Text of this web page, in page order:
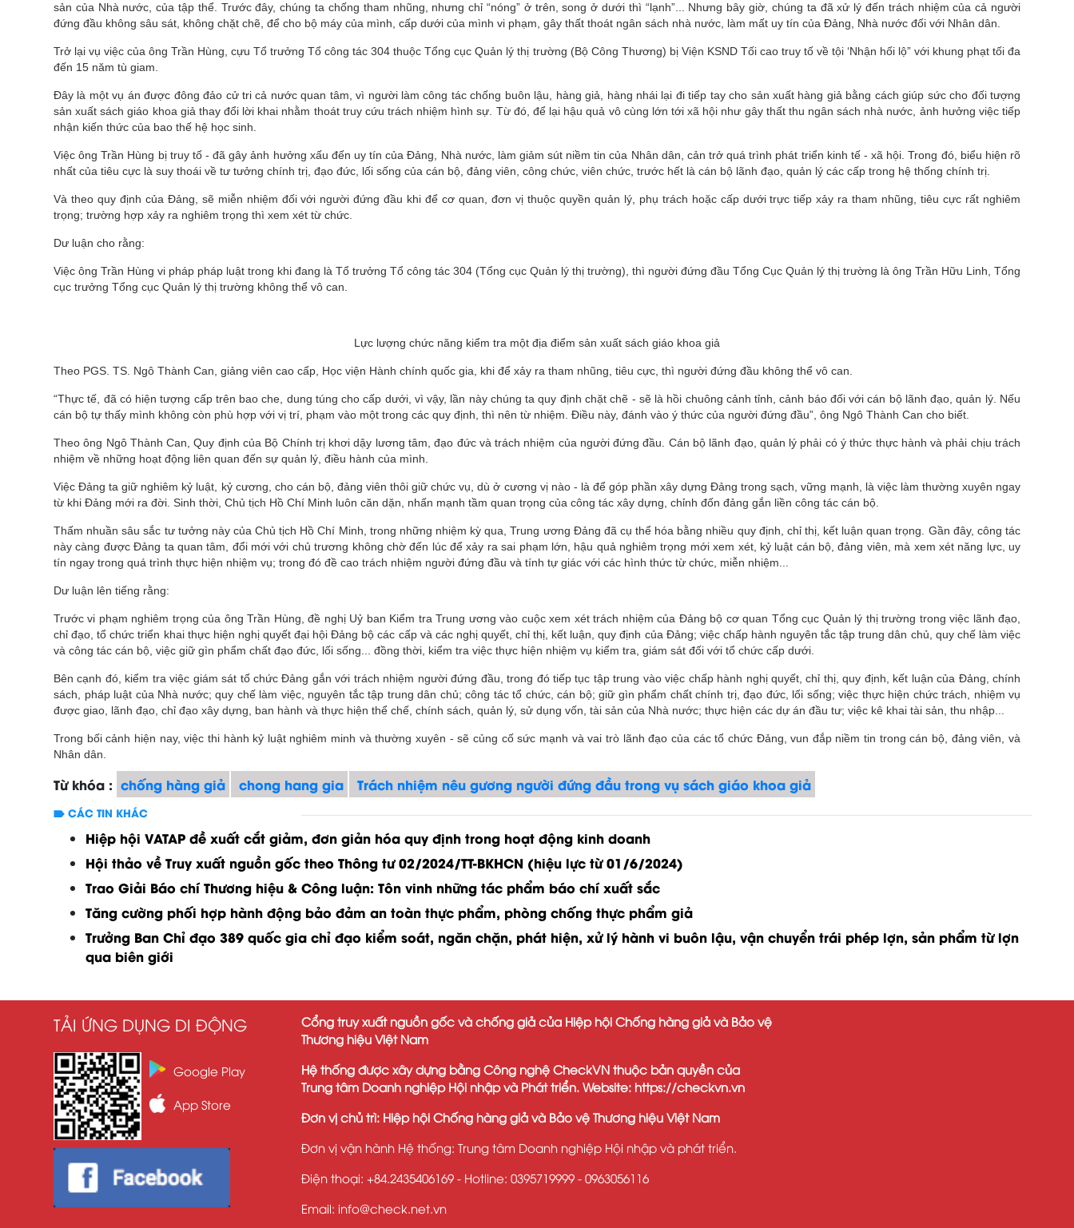
sản của Nhà nước, của tập thể. Trước đây, chúng ta chống tham nhũng, nhưng chỉ “nóng” ở trên, song ở dưới thì “lạnh”... Nhưng bây giờ, chúng ta đã xử lý đến trách nhiệm của cả người
đứng đầu không sâu sát, không chặt chẽ, để cho bộ máy của mình, cấp dưới của mình vi phạm, gây thất thoát ngân sách nhà nước, làm mất uy tín của Ðảng, Nhà nước đối với Nhân dân.
Trở lại vụ việc của ông Trần Hùng, cựu Tổ trưởng Tổ công tác 304 thuộc Tổng cục Quản lý thị trường (Bộ Công Thương) bị Viện KSND Tối cao truy tố về tội ‘Nhận hối lộ” với khung phạt tối đa
đến 15 năm tù giam.
Đây là một vụ án được đông đảo cử tri cả nước quan tâm, vì người làm công tác chống buôn lậu, hàng giả, hàng nhái lại đi tiếp tay cho sản xuất hàng giả bằng cách giúp sức cho đối tượng
sản xuất sách giáo khoa giả thay đổi lời khai nhằm thoát truy cứu trách nhiệm hình sự. Từ đó, để lại hậu quả vô cùng lớn tới xã hội như gây thất thu ngân sách nhà nước, ảnh hưởng việc tiếp
nhận kiến thức của bao thế hệ học sinh.
Việc ông Trần Hùng bị truy tố - đã gây ảnh hưởng xấu đến uy tín của Đảng, Nhà nước, làm giảm sút niềm tin của Nhân dân, cản trở quá trình phát triển kinh tế - xã hội. Trong đó, biểu hiện rõ
nhất của tiêu cực là suy thoái về tư tưởng chính trị, đạo đức, lối sống của cán bộ, đảng viên, công chức, viên chức, trước hết là cán bộ lãnh đạo, quản lý các cấp trong hệ thống chính trị.
Và theo quy định của Đảng, sẽ miễn nhiệm đối với người đứng đầu khi để cơ quan, đơn vị thuộc quyền quản lý, phụ trách hoặc cấp dưới trực tiếp xảy ra tham nhũng, tiêu cực rất nghiêm
trọng; trường hợp xảy ra nghiêm trọng thì xem xét từ chức.
Dư luận cho rằng:
Việc ông Trần Hùng vi pháp pháp luật trong khi đang là Tổ trưởng Tổ công tác 304 (Tổng cục Quản lý thị trường), thì người đứng đầu Tổng Cục Quản lý thị trường là ông Trần Hữu Linh, Tổng
cục trưởng Tổng cục Quản lý thị trường không thể vô can.
Lực lượng chức năng kiểm tra một địa điểm sản xuất sách giáo khoa giả
Theo PGS. TS. Ngô Thành Can, giảng viên cao cấp, Học viện Hành chính quốc gia, khi để xảy ra tham nhũng, tiêu cực, thì người đứng đầu không thể vô can.
“Thực tế, đã có hiện tượng cấp trên bao che, dung túng cho cấp dưới, vì vậy, lần này chúng ta quy định chặt chẽ - sẽ là hồi chuông cảnh tỉnh, cảnh báo đối với cán bộ lãnh đạo, quản lý. Nếu
cán bộ tự thấy mình không còn phù hợp với vị trí, phạm vào một trong các quy định, thì nên từ nhiệm. Điều này, đánh vào ý thức của người đứng đầu”, ông Ngô Thành Can cho biết.
Theo ông Ngô Thành Can, Quy định của Bộ Chính trị khơi dậy lương tâm, đạo đức và trách nhiệm của người đứng đầu. Cán bộ lãnh đạo, quản lý phải có ý thức thực hành và phải chịu trách
nhiệm về những hoạt động liên quan đến sự quản lý, điều hành của mình.
Việc Đảng ta giữ nghiêm kỷ luật, kỷ cương, cho cán bộ, đảng viên thôi giữ chức vụ, dù ở cương vị nào - là để góp phần xây dựng Đảng trong sạch, vững mạnh, là việc làm thường xuyên ngay
từ khi Đảng mới ra đời. Sinh thời, Chủ tịch Hồ Chí Minh luôn căn dặn, nhấn mạnh tầm quan trọng của công tác xây dựng, chỉnh đốn đảng gắn liền công tác cán bộ.
Thấm nhuần sâu sắc tư tưởng này của Chủ tịch Hồ Chí Minh, trong những nhiệm kỳ qua, Trung ương Đảng đã cụ thể hóa bằng nhiều quy định, chỉ thị, kết luận quan trọng. Gần đây, công tác
này càng được Đảng ta quan tâm, đổi mới với chủ trương không chờ đến lúc để xảy ra sai phạm lớn, hậu quả nghiêm trọng mới xem xét, kỷ luật cán bộ, đảng viên, mà xem xét năng lực, uy
tín ngay trong quá trình thực hiện nhiệm vụ; trong đó đề cao trách nhiệm người đứng đầu và tính tự giác với các hình thức từ chức, miễn nhiệm...
Dư luận lên tiếng rằng:
Trước vi phạm nghiêm trọng của ông Trần Hùng, đề nghị Uỷ ban Kiểm tra Trung ương vào cuộc xem xét trách nhiệm của Đảng bộ cơ quan Tổng cục Quản lý thị trường trong việc lãnh đạo,
chỉ đạo, tổ chức triển khai thực hiện nghị quyết đại hội Đảng bộ các cấp và các nghị quyết, chỉ thị, kết luận, quy định của Đảng; việc chấp hành nguyên tắc tập trung dân chủ, quy chế làm việc
và công tác cán bộ, việc giữ gìn phẩm chất đạo đức, lối sống... đồng thời, kiểm tra việc thực hiện nhiệm vụ kiểm tra, giám sát đối với tổ chức cấp dưới.
Bên cạnh đó, kiểm tra việc giám sát tổ chức Đảng gắn với trách nhiệm người đứng đầu, trong đó tiếp tục tập trung vào việc chấp hành nghị quyết, chỉ thị, quy định, kết luận của Đảng, chính
sách, pháp luật của Nhà nước; quy chế làm việc, nguyên tắc tập trung dân chủ; công tác tổ chức, cán bộ; giữ gìn phẩm chất chính trị, đạo đức, lối sống; việc thực hiện chức trách, nhiệm vụ
được giao, lãnh đạo, chỉ đạo xây dựng, ban hành và thực hiện thể chế, chính sách, quản lý, sử dụng vốn, tài sản của Nhà nước; thực hiện các dự án đầu tư; việc kê khai tài sản, thu nhập...
Trong bối cảnh hiện nay, việc thi hành kỷ luật nghiêm minh và thường xuyên - sẽ củng cố sức mạnh và vai trò lãnh đạo của các tổ chức Đảng, vun đắp niềm tin trong cán bộ, đảng viên, và
Nhân dân.
Từ khóa : chống hàng giả chong hang gia Trách nhiệm nêu gương người đứng đầu trong vụ sách giáo khoa giả
CÁC TIN KHÁC
Hiệp hội VATAP đề xuất cắt giảm, đơn giản hóa quy định trong hoạt động kinh doanh
Hội thảo về Truy xuất nguồn gốc theo Thông tư 02/2024/TT-BKHCN (hiệu lực từ 01/6/2024)
Trao Giải Báo chí Thương hiệu & Công luận: Tôn vinh những tác phẩm báo chí xuất sắc
Tăng cường phối hợp hành động bảo đảm an toàn thực phẩm, phòng chống thực phẩm giả
Trưởng Ban Chỉ đạo 389 quốc gia chỉ đạo kiểm soát, ngăn chặn, phát hiện, xử lý hành vi buôn lậu, vận chuyển trái phép lợn, sản phẩm từ lợn
qua biên giới
TẢI ỨNG DỤNG DI ĐỘNG
Google Play
App Store
Cổng truy xuất nguồn gốc và chống giả của Hiệp hội Chống hàng giả và Bảo vệ
Thương hiệu Việt Nam
Hệ thống được xây dựng bằng Công nghệ CheckVN thuộc bản quyền của
Trung tâm Doanh nghiệp Hội nhập và Phát triển. Website: https://checkvn.vn
Đơn vị chủ trì: Hiệp hội Chống hàng giả và Bảo vệ Thương hiệu Việt Nam
Đơn vị vận hành Hệ thống: Trung tâm Doanh nghiệp Hội nhập và phát triển.
Điện thoại: +84.2435406169 - Hotline: 0395719999 - 0963056116
Email: info@check.net.vn